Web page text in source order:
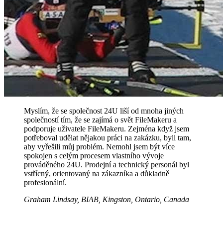
Myslím, že se společnost 24U liší od mnoha jiných
společností tím, že se zajímá o svět FileMakeru a
podporuje uživatele FileMakeru. Zejména když jsem
potřeboval udělat nějakou práci na zakázku, byli tam,
aby vyřešili můj problém. Nemohl jsem být více
spokojen s celým procesem vlastního vývoje
prováděného 24U. Prodejní a technický personál byl
vstřícný, orientovaný na zákazníka a důkladně
profesionální.
Graham Lindsay, BIAB, Kingston, Ontario, Canada